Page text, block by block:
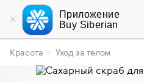
Приложение
Buy Siberian
Красота Уход за телом